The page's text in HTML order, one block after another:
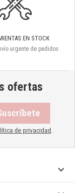
EN STOCK
urgente de pedidos
ofertas
de privacidad
